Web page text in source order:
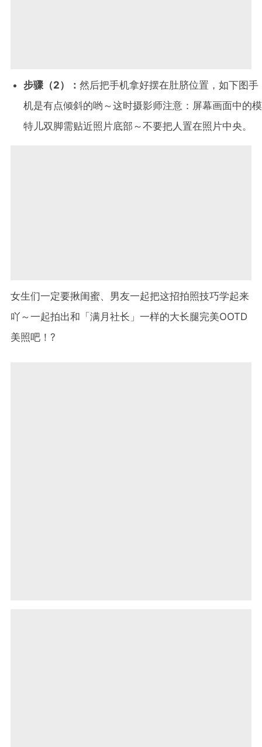
步骤（2）： 然后把手机拿好摆在肚脐位置，如下图手
机是有点倾斜的哟～这时摄影师注意：屏幕画面中的模
特儿双脚需贴近照片底部～不要把人置在照片中央。
女生们一定要揪闺蜜、男友一起把这招拍照技巧学起来
吖～一起拍出和「满月社长」一样的大长腿完美OOTD
美照吧！?